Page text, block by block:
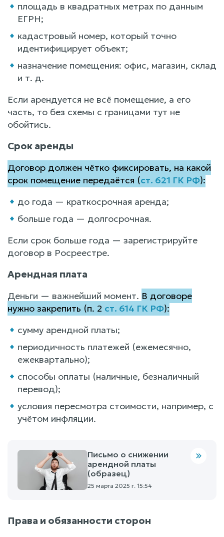
площадь в квадратных метрах по данным
ЕГРН;
кадастровый номер, который точно
идентифицирует объект;
назначение помещения: офис, магазин, склад
и т. д.
Если арендуется не всё помещение, а его
часть, то без схемы с границами тут не
обойтись.
Срок аренды
Договор должен чётко фиксировать, на какой
срок помещение передаётся (ст. 621 ГК РФ):
до года — краткосрочная аренда;
больше года — долгосрочная.
Если срок больше года — зарегистрируйте
договор в Росреестре.
Арендная плата
Деньги — важнейший момент. В договоре
нужно закрепить (п. 2 ст. 614 ГК РФ):
сумму арендной платы;
периодичность платежей (ежемесячно,
ежеквартально);
способы оплаты (наличные, безналичный
перевод);
условия пересмотра стоимости, например, с
учётом инфляции.
Письмо о снижении
арендной платы
(образец)
25 марта 2025 г. 15:54
Права и обязанности сторон